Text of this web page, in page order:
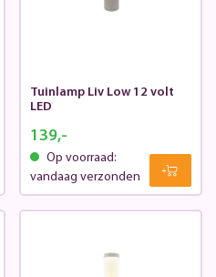
Tuinlamp Liv Low 12 volt
LED
139,-
Op voorraad:
vandaag verzonden